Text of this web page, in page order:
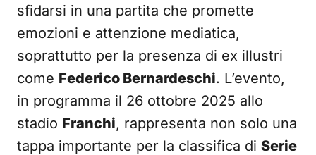
sfidarsi in una partita che promette
emozioni e attenzione mediatica,
soprattutto per la presenza di ex illustri
come Federico Bernardeschi. L’evento,
in programma il 26 ottobre 2025 allo
stadio Franchi, rappresenta non solo una
tappa importante per la classifica di Serie